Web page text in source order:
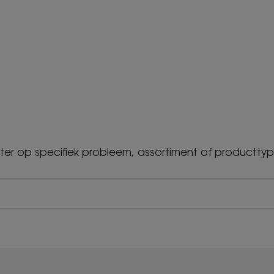
op specifiek probleem, assortiment of